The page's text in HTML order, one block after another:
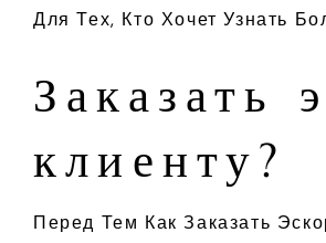
Для Тех, Кто Хочет Узнать
Заказать
клиенту?
Перед Тем Как Заказать